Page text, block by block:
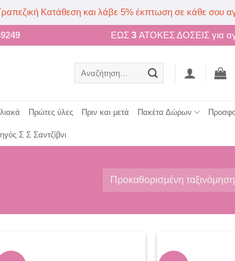
Κατάθεση και λάβε 5% έκπτωση σε κάθε σου
ΕΩΣ 3 ΑΤΟΚΕΣ ΔΟΣΕΙΣ για
Πρώτες ύλες Πριν και μετά Πακέτα Δώρων
Σ Σ Σαντζίβνι